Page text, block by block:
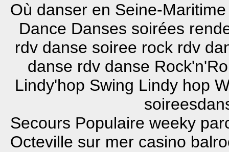
Où danser en Seine-
Dance Danses soirées
rdv danse soiree rock rdv
danse rdv danse
Lindy'hop Swing Lindy hop
Secours Populaire weeky
Octeville sur mer casino